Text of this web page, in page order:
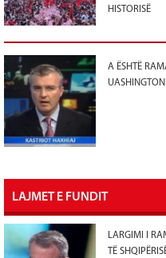
HISTORISË
A ËSHTË
LAJMET E FUNDIT
LARGIMI I
TË